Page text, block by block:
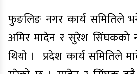
फुङलिङ नगर कार्य समितिले
अमिर मादेन र सुरेश सिंघकको
थियो । प्रदेश कार्य समितिले